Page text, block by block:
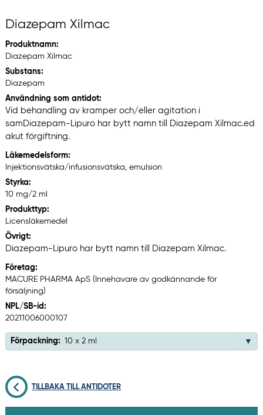
Diazepam Xilmac
Produktnamn:
Diazepam Xilmac
Substans:
Diazepam
Användning som antidot:
Vid behandling av kramper och/eller agitation i
sam Diazepam-Lipuro har bytt namn till Diazepam Xilmac.ed
akut förgiftning.
Läkemedelsform:
Injektionsvätska/infusionsvätska, emulsion
Styrka:
10 mg/2 ml
Produkttyp:
Licensläkemedel
Övrigt:
Diazepam-Lipuro har bytt namn till Diazepam Xilmac.
Företag:
MACURE PHARMA ApS (Innehavare av godkännande för
försäljning)
NPL/SB-id:
20211006000107
Förpackning: 10 x 2 ml
TILLBAKA TILL ANTIDOTER